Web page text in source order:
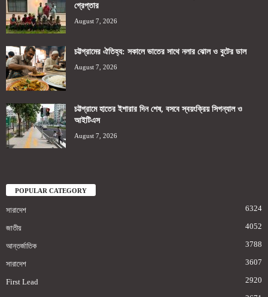
গ্রেপ্তার
August 7, 2026
চট্টগ্রামের ঐতিহ্য: সকালে ভাতের সাথে নলার ঝোল ও বুটের ডাল
August 7, 2026
চট্টগ্রামে হাতের ইশারার দিন শেষ, বসবে স্বয়ংক্রিয় সিগন্যাল ও
আইটিএস
August 7, 2026
POPULAR CATEGORY
সারাদেশ 6324
জাতীয় 4052
আন্তর্জাতিক 3788
সারাদেশ 3607
First Lead 2920